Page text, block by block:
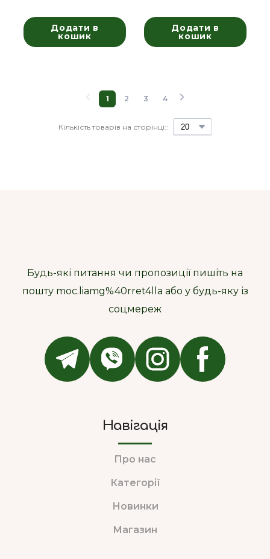
Додати в
кошик
Додати в
кошик
Кількість товарів на сторінці::
1 2 3 4
Будь-які питання чи пропозиції пишіть на
пошту moc.liamg%40rret4lla або у будь-яку із
соцмереж
Навігація
Про нас
Категорії
Новинки
Магазин